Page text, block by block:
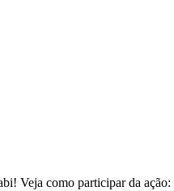
Veja como participar da ação: